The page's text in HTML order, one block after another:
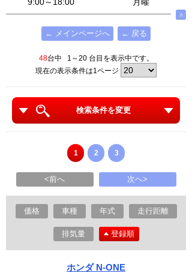
∧
← メインページへ ← 戻る
48台中 1～20 台目を表示中です。
現在の表示条件は1ページ
検索条件を変更
1 2 3
<前へ 次へ>
価格 車種 年式 走行距離
排気量 登録順
ホンダ N-ONE